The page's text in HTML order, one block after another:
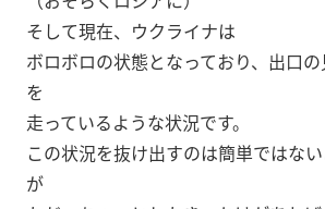
そして現在、ウクライナは
ボロボロの状態となっており、出口
を
走っているような状況です。
この状況を抜け出すのは簡単ではな
が